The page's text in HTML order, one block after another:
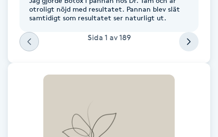
Hårborttagning
Hårbottenbehandling
otroligt nöjd med resultatet. Pannan blev slät
samtidigt som resultatet ser naturligt ut.
Sida 1 av189